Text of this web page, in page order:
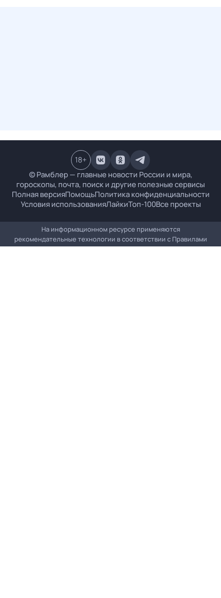
© Рамблер — главные новости России и мира,
гороскопы, почта, поиск и другие полезные сервисы
Полная версияПомощьПолитика конфиденциальности
Условия использованияЛайкиТоп-100Все проекты
18+
На информационном ресурсе применяются
рекомендательные технологии в соответствии с Правилами